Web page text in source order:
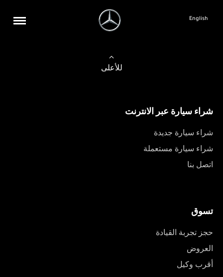
English
للأعلى
شراء سيارة عبر الانترنت
شراء سيارة جديدة
شراء سيارة مستعملة
اتصل بنا
تسوق
حجز تجربة القيادة
العروض
أقرب وكيل